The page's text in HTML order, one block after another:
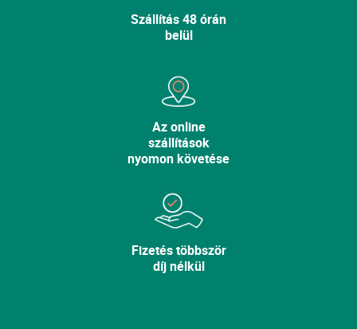
Szállítás 48 órán
belül
Az online
szállítások
nyomon követése
Fizetés többször
díj nélkül